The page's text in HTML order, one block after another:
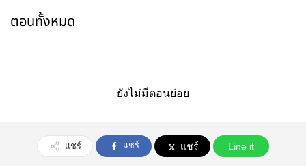
ตอนทั้งหมด
ยังไม่มีตอนย่อย
แชร์ แชร์ แชร์ Line it